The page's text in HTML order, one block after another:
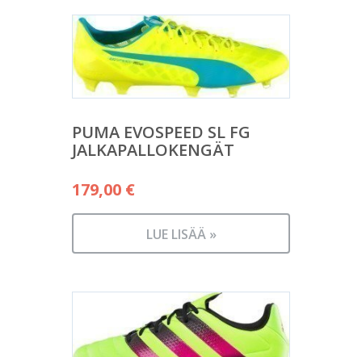
PUMA EVOSPEED SL FG
JALKAPALLOKENGÄT
179,00 €
LUE LISÄÄ »